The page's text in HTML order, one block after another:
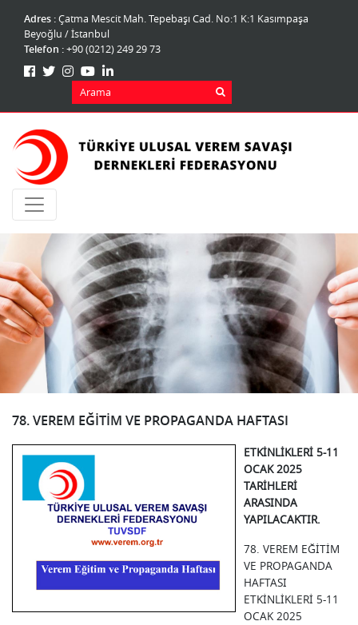
Adres :Çatma Mescit Mah. Tepebaşı Cad. No:1 K:1 Kasımpaşa
Beyoğlu / İstanbul
Telefon :+90 (0212) 249 29 73
78. VEREM EĞİTİM VE PROPAGANDA HAFTASI
ETKİNLİKLERİ 5-11
OCAK 2025
TARİHLERİ
ARASINDA
YAPILACAKTIR.
78. VEREM EĞİTİM
VE PROPAGANDA
HAFTASI
ETKİNLİKLERİ 5-11
OCAK 2025